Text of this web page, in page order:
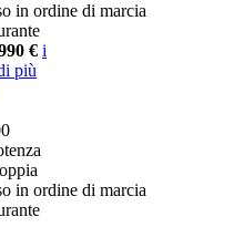
in ordine di marcia
€ i
più
in ordine di marcia